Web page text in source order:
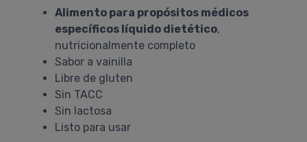
Alimento para propósitos médicos
específicos líquido dietético,
nutricionalmente completo
Sabor a vainilla
Libre de gluten
Sin TACC
Sin lactosa
Listo para usar